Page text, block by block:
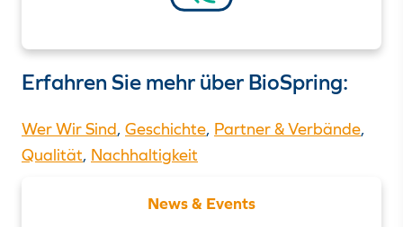
Erfahren Sie mehr über BioSpring:
Wer Wir Sind, Geschichte, Partner & Verbände,
Qualität, Nachhaltigkeit
News & Events